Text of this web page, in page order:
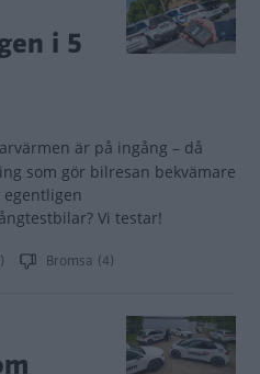
i 5
är på ingång – då
som gör bilresan bekvämare
Vi testar!
Bromsa (4)